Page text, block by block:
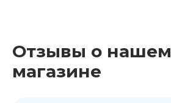
Отзывы о нашем
магазине